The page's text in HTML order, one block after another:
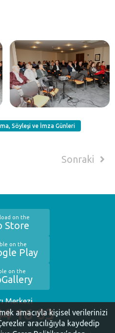
Söyleşi ve İmza Günleri
Sonraki
Merkezi
16 03
on the
Store
on the
Play
on the
amacıyla kişisel verilerinizi
aracılığıyla kaydedip